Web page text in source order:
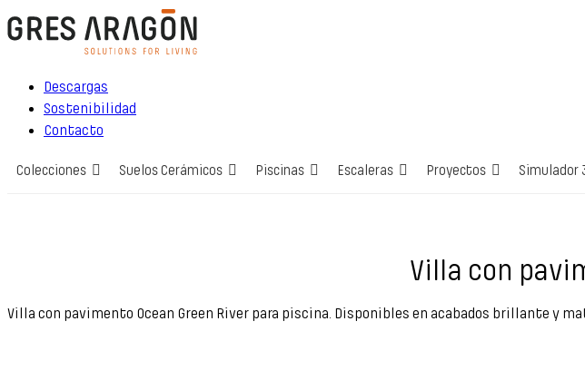
Descargas
Sostenibilidad
Contacto
Colecciones Suelos Cerámicos Piscinas Escaleras Proyectos Simulador
Villa con
Villa con pavimento Ocean Green River para piscina. Disponibles en acabados brillante y